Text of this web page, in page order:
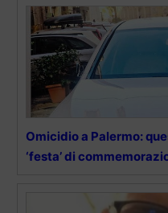
Omicidio a Palermo:
‘festa’ di